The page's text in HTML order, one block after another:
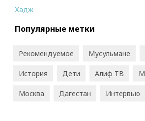
Хадж
Популярные метки
Рекомендуемое Мусульмане
История Дети Алиф ТВ
Москва Дагестан Интервью